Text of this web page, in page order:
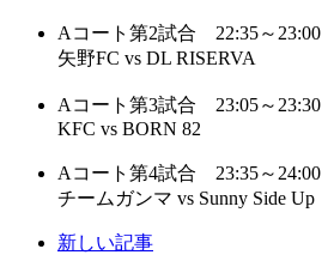
Aコート第2試合 22:35～23:00
矢野FC vs DL RISERVA
Aコート第3試合 23:05～23:30
KFC vs BORN 82
Aコート第4試合 23:35～24:00
チームガンマ vs Sunny Side Up
新しい記事